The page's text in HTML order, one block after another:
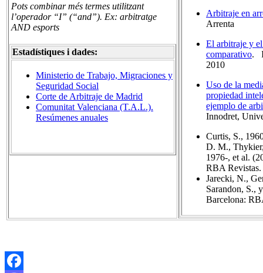
Pots combinar més termes utilitzant
l’operador “I” (“and”). Ex: arbitratge
AND esports
Estadístiques i dades:
Ministerio de Trabajo, Migraciones y
Seguridad Social
Corte de Arbitraje de Madrid
Comunitat Valenciana (T.A.L.).
Resúmenes anuales
Arbitraje en
Arrenta
El arbitraje y
comparativo.
2010
Uso de la
propiedad
ejemplo de
Innodret,
Curtis, S.,
D. M.,
1976-, et al.
RBA Revistas.
Jarecki, N.,
Sarandon, S.,
Barcelona: